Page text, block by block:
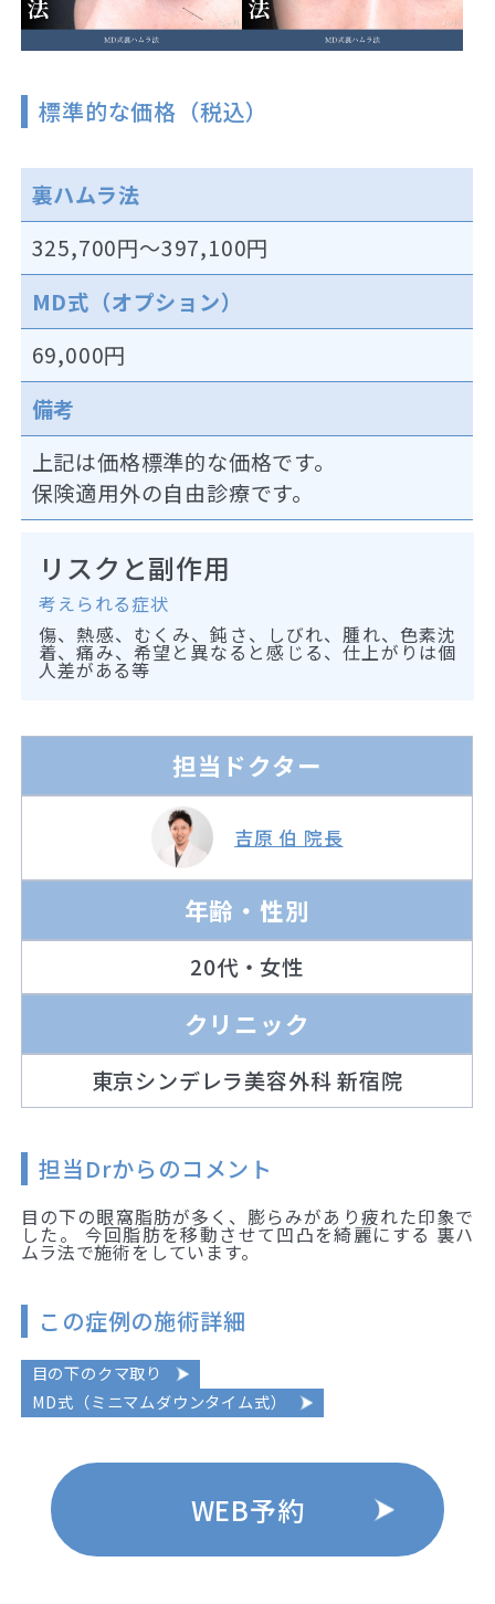
標準的な価格（税込）
裏ハムラ法
325,700円～397,100円
MD式（オプション）
69,000円
備考
上記は価格標準的な価格です。
保険適用外の自由診療です。
リスクと副作用
考えられる症状
傷、熱感、むくみ、鈍さ、しびれ、腫れ、色素沈
着、痛み、希望と異なると感じる、仕上がりは個
人差がある等
担当ドクター
吉原 伯 院長
年齢・性別
20代・女性
クリニック
東京シンデレラ美容外科 新宿院
担当Drからのコメント
目の下の眼窩脂肪が多く、膨らみがあり疲れた印象で
した。 今回脂肪を移動させて凹凸を綺麗にする 裏ハ
ムラ法で施術をしています。
この症例の施術詳細
目の下のクマ取り
MD式（ミニマムダウンタイム式）
WEB予約